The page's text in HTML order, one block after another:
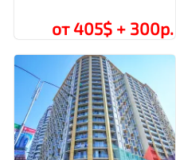
от 405$ + 300р.